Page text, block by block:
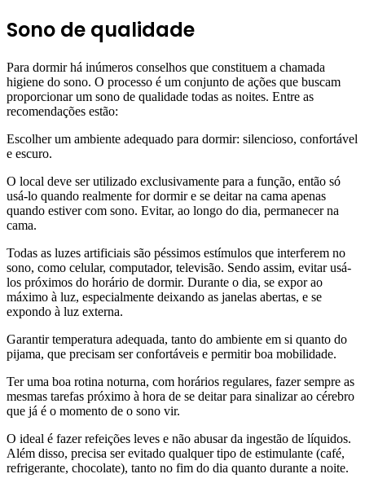
Sono de qualidade
Para dormir há inúmeros conselhos que constituem a chamada
higiene do sono. O processo é um conjunto de ações que buscam
proporcionar um sono de qualidade todas as noites. Entre as
recomendações estão:
Escolher um ambiente adequado para dormir: silencioso, confortável
e escuro.
O local deve ser utilizado exclusivamente para a função, então só
usá-lo quando realmente for dormir e se deitar na cama apenas
quando estiver com sono. Evitar, ao longo do dia, permanecer na
cama.
Todas as luzes artificiais são péssimos estímulos que interferem no
sono, como celular, computador, televisão. Sendo assim, evitar usá-
los próximos do horário de dormir. Durante o dia, se expor ao
máximo à luz, especialmente deixando as janelas abertas, e se
expondo à luz externa.
Garantir temperatura adequada, tanto do ambiente em si quanto do
pijama, que precisam ser confortáveis e permitir boa mobilidade.
Ter uma boa rotina noturna, com horários regulares, fazer sempre as
mesmas tarefas próximo à hora de se deitar para sinalizar ao cérebro
que já é o momento de o sono vir.
O ideal é fazer refeições leves e não abusar da ingestão de líquidos.
Além disso, precisa ser evitado qualquer tipo de estimulante (café,
refrigerante, chocolate), tanto no fim do dia quanto durante a noite.